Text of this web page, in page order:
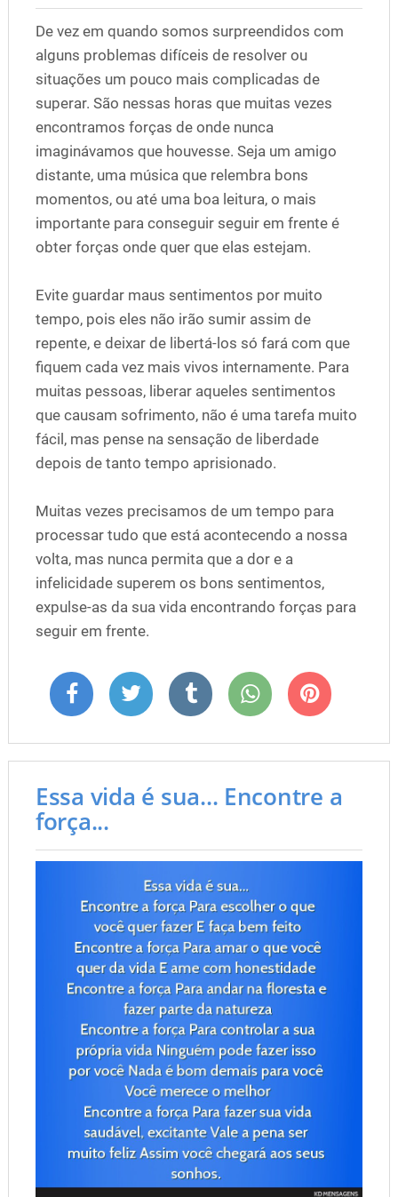
De vez em quando somos surpreendidos com
alguns problemas difíceis de resolver ou
situações um pouco mais complicadas de
superar. São nessas horas que muitas vezes
encontramos forças de onde nunca
imaginávamos que houvesse. Seja um amigo
distante, uma música que relembra bons
momentos, ou até uma boa leitura, o mais
importante para conseguir seguir em frente é
obter forças onde quer que elas estejam.
Evite guardar maus sentimentos por muito
tempo, pois eles não irão sumir assim de
repente, e deixar de libertá-los só fará com que
fiquem cada vez mais vivos internamente. Para
muitas pessoas, liberar aqueles sentimentos
que causam sofrimento, não é uma tarefa muito
fácil, mas pense na sensação de liberdade
depois de tanto tempo aprisionado.
Muitas vezes precisamos de um tempo para
processar tudo que está acontecendo a nossa
volta, mas nunca permita que a dor e a
infelicidade superem os bons sentimentos,
expulse-as da sua vida encontrando forças para
seguir em frente.
Essa vida é sua... Encontre a
força...